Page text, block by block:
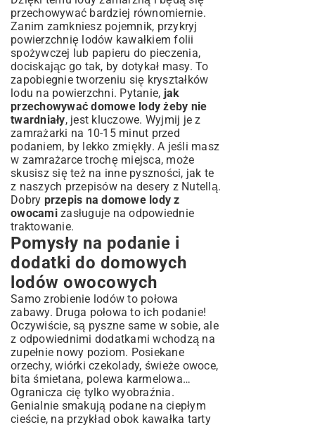
przechowywać bardziej równomiernie.
Zanim zamkniesz pojemnik, przykryj
powierzchnię lodów kawałkiem folii
spożywczej lub papieru do pieczenia,
dociskając go tak, by dotykał masy. To
zapobiegnie tworzeniu się kryształków
lodu na powierzchni. Pytanie, jak
przechowywać domowe lody żeby nie
twardniały, jest kluczowe. Wyjmij je z
zamrażarki na 10-15 minut przed
podaniem, by lekko zmiękły. A jeśli masz
w zamrażarce trochę miejsca, może
skusisz się też na inne pyszności, jak te
z naszych przepisów na desery z Nutellą.
Dobry przepis na domowe lody z
owocamizasługuje na odpowiednie
traktowanie.
Pomysły na podanie i
dodatki do domowych
lodów owocowych
Samo zrobienie lodów to połowa
zabawy. Druga połowa to ich podanie!
Oczywiście, są pyszne same w sobie, ale
z odpowiednimi dodatkami wchodzą na
zupełnie nowy poziom. Posiekane
orzechy, wiórki czekolady, świeże owoce,
bita śmietana, polewa karmelowa…
Ogranicza cię tylko wyobraźnia.
Genialnie smakują podane na ciepłym
cieście, na przykład obok kawałka tarty